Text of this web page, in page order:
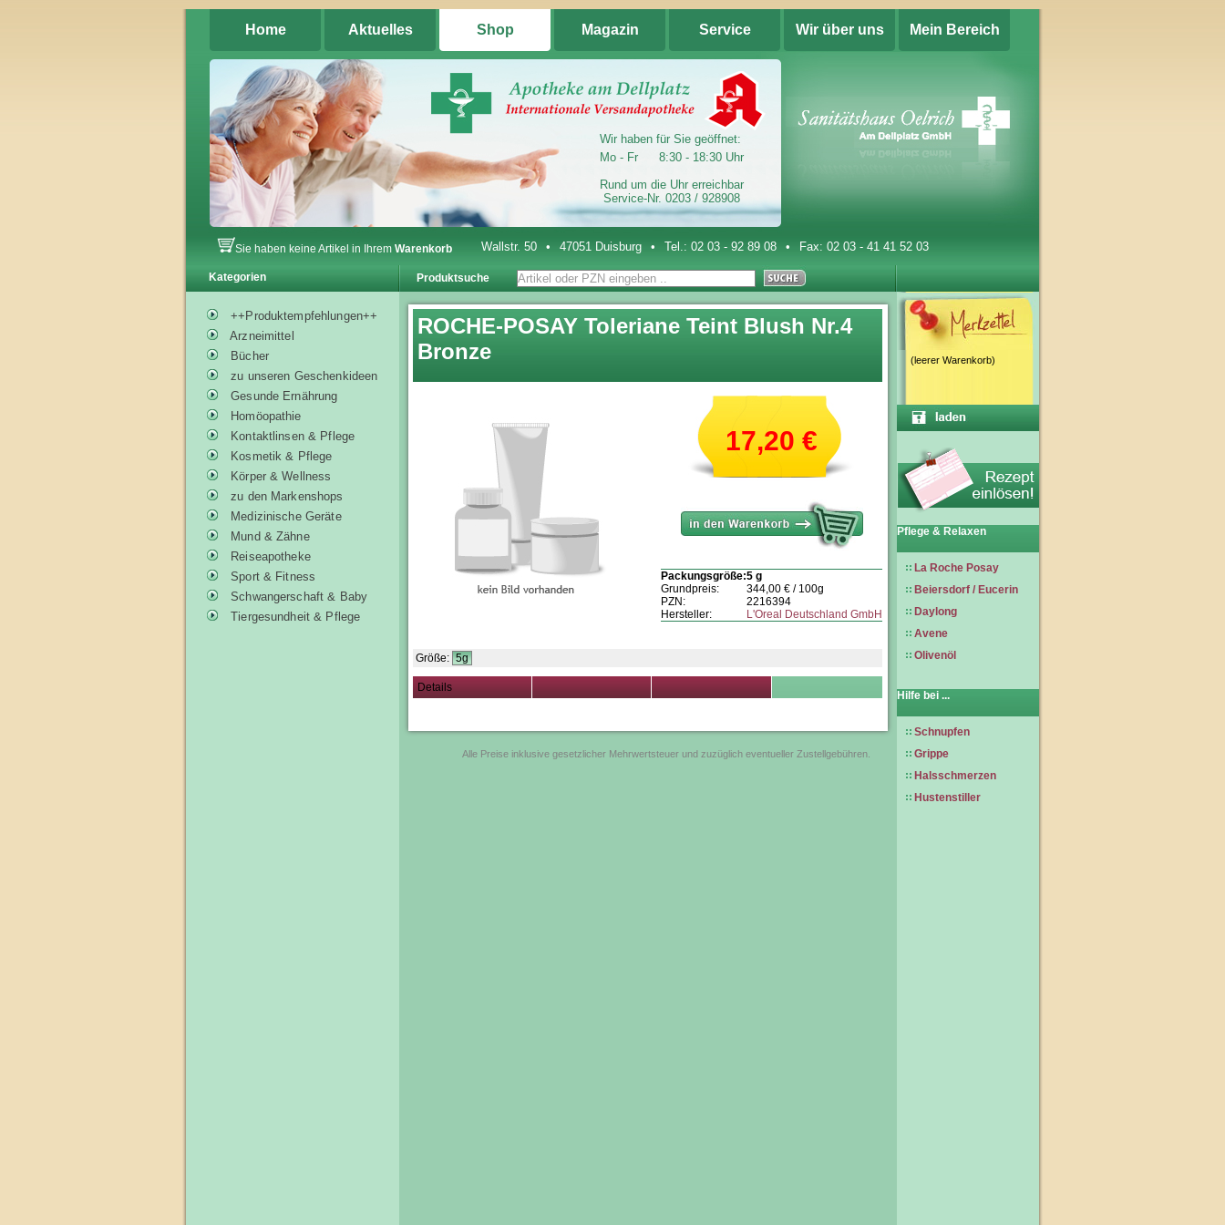
Home Aktuelles Shop Magazin Service Wir über uns Mein Bereich
Wallstr. 50 • 47051 Duisburg • Tel.: 02 03 - 92 89 08 • Fax: 02 03 - 41 41 52 03
Wir haben für Sie geöffnet:
Mo - Fr
8:30 - 18:30 Uhr
Rund um die Uhr erreichbar
Service-Nr. 0203 / 928908
Sie haben keine Artikel in Ihrem Warenkorb
Kategorien
++Produktempfehlungen++
Arzneimittel
Bücher
zu unseren Geschenkideen
Gesunde Ernährung
Homöopathie
Kontaktlinsen & Pflege
Kosmetik & Pflege
Körper & Wellness
zu den Markenshops
Medizinische Geräte
Mund & Zähne
Reiseapotheke
Sport & Fitness
Schwangerschaft & Baby
Tiergesundheit & Pflege
Produktsuche
ROCHE-POSAY Toleriane Teint Blush Nr.4
Bronze
17,20 €
Packungsgröße:5 g
Grundpreis:
344,00 € / 100g
PZN:
2216394
Hersteller:
L'Oreal Deutschland GmbH
Größe: 5g
Details
Alle Preise inklusive gesetzlicher Mehrwertsteuer und zuzüglich eventueller Zustellgebühren.
(leerer Warenkorb)
Pflege & Relaxen
La Roche Posay
Beiersdorf / Eucerin
Daylong
Avene
Olivenöl
Hilfe bei ...
Schnupfen
Grippe
Halsschmerzen
Hustenstiller